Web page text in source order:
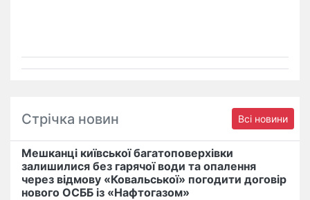
Стрічка новин Всі новини
Мешканці київської багатоповерхівки
залишилися без гарячої води та опалення
через відмову «Ковальської» погодити договір
нового ОСББ із «Нафтогазом»